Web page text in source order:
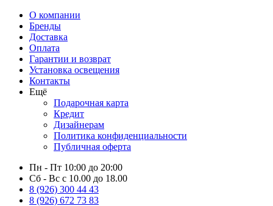
О компании
Бренды
Доставка
Оплата
Гарантии и возврат
Установка освещения
Контакты
Ещё
Подарочная карта
Кредит
Дизайнерам
Политика конфиденциальности
Публичная оферта
Пн - Пт 10:00 до 20:00
Сб - Вс с 10.00 до 18.00
8 (926) 300 44 43
8 (926) 672 73 83